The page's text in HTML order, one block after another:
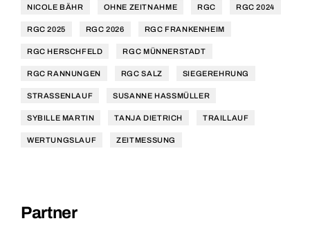
NICOLE BÄHR OHNE ZEITNAHME RGC RGC 2024
RGC 2025 RGC 2026 RGC FRANKENHEIM
RGC HERSCHFELD RGC MÜNNERSTADT
RGC RANNUNGEN RGC SALZ SIEGEREHRUNG
STRASSENLAUF SUSANNE HASSMÜLLER
SYBILLE MARTIN TANJA DIETRICH TRAILLAUF
WERTUNGSLAUF ZEITMESSUNG
Partner